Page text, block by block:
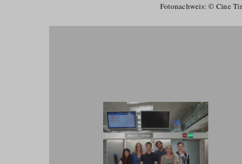
Fotonachweis: © Cine